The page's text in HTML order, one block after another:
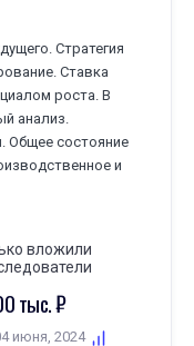
Стратегия
Ставка
роста. В
анализ.
Общее состояние
и
вложили
тыс. ₽
июня, 2024